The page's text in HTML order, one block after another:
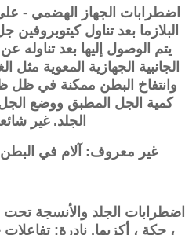
اضطرابات الجهاز الهضمي -
البلازما بعد تناول
يتم الوصول إليها بعد تناوله
الجانبية الجهازية المعوية مثل
وانتفاخ البطن ممكنة في ظل
كمية الجل المطبق ووضع
الجلد. غير
غير معروف: آلام في البطن
اضطرابات الجلد والأنسجة
، حكة ، أكزيما. نادرة: